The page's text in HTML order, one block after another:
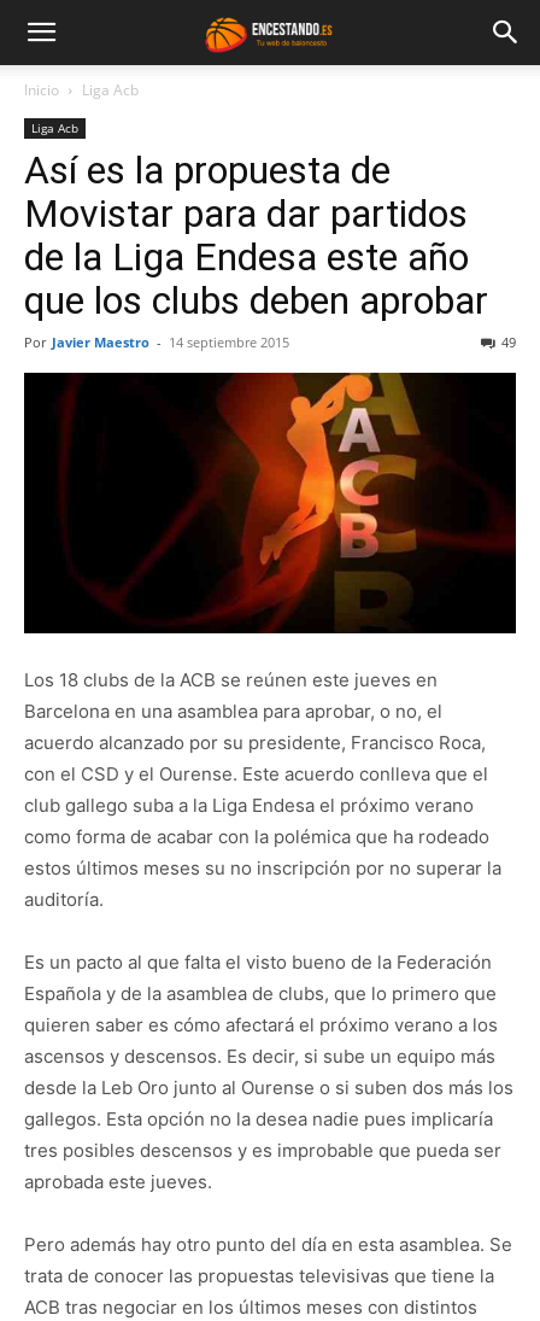
Inicio Liga Acb
Liga Acb
Así es la propuesta de
Movistar para dar partidos
de la Liga Endesa este año
que los clubs deben aprobar
Por Javier Maestro - 14 septiembre 2015 49
Los 18 clubs de la ACB se reúnen este jueves en
Barcelona en una asamblea para aprobar, o no, el
acuerdo alcanzado por su presidente, Francisco Roca,
con el CSD y el Ourense. Este acuerdo conlleva que el
club gallego suba a la Liga Endesa el próximo verano
como forma de acabar con la polémica que ha rodeado
estos últimos meses su no inscripción por no superar la
auditoría.
Es un pacto al que falta el visto bueno de la Federación
Española y de la asamblea de clubs, que lo primero que
quieren saber es cómo afectará el próximo verano a los
ascensos y descensos. Es decir, si sube un equipo más
desde la Leb Oro junto al Ourense o si suben dos más los
gallegos. Esta opción no la desea nadie pues implicaría
tres posibles descensos y es improbable que pueda ser
aprobada este jueves.
Pero además hay otro punto del día en esta asamblea. Se
trata de conocer las propuestas televisivas que tiene la
ACB tras negociar en los últimos meses con distintos